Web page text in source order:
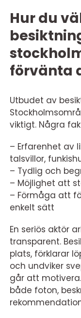
Hur du
förvänta
Utbudet av
viktigt. Några
– Erfarenhet av
talsvillor,
– Tydlig och
– Möjlighet att
– Förmåga att
enkelt sätt
En seriös aktör
transparent.
plats, förklarar
och undviker
går att
både foton,